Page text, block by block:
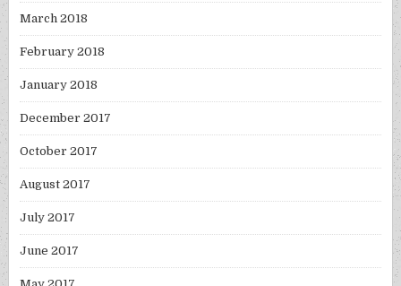
March 2018
February 2018
January 2018
December 2017
October 2017
August 2017
July 2017
June 2017